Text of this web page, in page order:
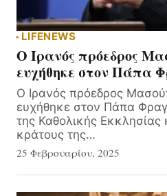
LIFENEWS
Ο Ιρανός πρόεδρος
ευχήθηκε στον Πάπα
Ο Ιρανός πρόεδρος
ευχήθηκε στον Πάπα
της Καθολικής Εκκλησίας
κράτους της…
25 Φεβρουαρίου, 2025